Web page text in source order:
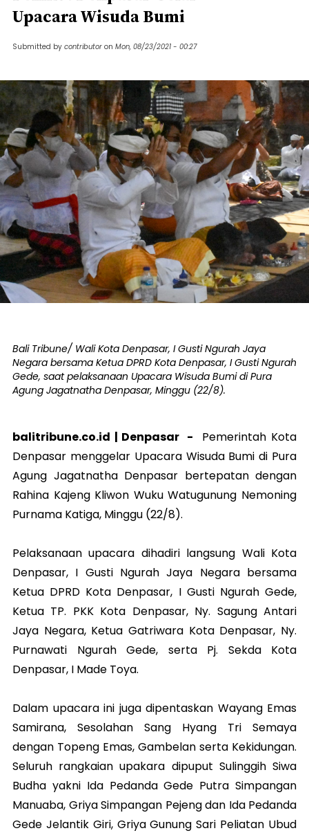
Upacara Wisuda Bumi
Submitted by contributor on Mon, 08/23/2021 - 00:27
Bali Tribune/ Wali Kota Denpasar, I Gusti Ngurah Jaya
Negara bersama Ketua DPRD Kota Denpasar, I Gusti Ngurah
Gede, saat pelaksanaan Upacara Wisuda Bumi di Pura
Agung Jagatnatha Denpasar, Minggu (22/8).
balitribune.co.id | Denpasar - Pemerintah Kota
Denpasar menggelar Upacara Wisuda Bumi di Pura
Agung Jagatnatha Denpasar bertepatan dengan
Rahina Kajeng Kliwon Wuku Watugunung Nemoning
Purnama Katiga, Minggu (22/8).
Pelaksanaan upacara dihadiri langsung Wali Kota
Denpasar, I Gusti Ngurah Jaya Negara bersama
Ketua DPRD Kota Denpasar, I Gusti Ngurah Gede,
Ketua TP. PKK Kota Denpasar, Ny. Sagung Antari
Jaya Negara, Ketua Gatriwara Kota Denpasar, Ny.
Purnawati Ngurah Gede, serta Pj. Sekda Kota
Denpasar, I Made Toya.
Dalam upacara ini juga dipentaskan Wayang Emas
Samirana, Sesolahan Sang Hyang Tri Semaya
dengan Topeng Emas, Gambelan serta Kekidungan.
Seluruh rangkaian upakara dipuput Sulinggih Siwa
Budha yakni Ida Pedanda Gede Putra Simpangan
Manuaba, Griya Simpangan Pejeng dan Ida Pedanda
Gede Jelantik Giri, Griya Gunung Sari Peliatan Ubud